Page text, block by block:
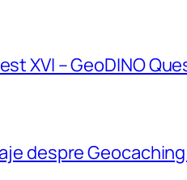
XVI – GeoDINO
despre Geocaching